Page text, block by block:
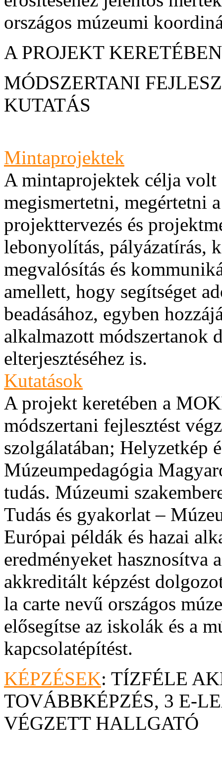
országos múzeumi
A PROJEKT
MÓDSZERTANI
KUTATÁS
Mintaprojektek
A mintaprojektek célja
megismertetni, megértetni
projekttervezés és
lebonyolítás, pályázatírás,
megvalósítás és
amellett, hogy segítséget
beadásához, egyben
alkalmazott módszertanok
elterjesztéséhez is.
Kutatások
A projekt keretében a
módszertani fejlesztést
szolgálatában; Helyzetkép
Múzeumpedagógia
tudás. Múzeumi
Tudás és gyakorlat –
Európai példák és hazai
eredményeket
akkreditált képzést
la carte nevű országos
elősegítse az iskolák és a
kapcsolatépítést.
KÉPZÉSEK: TÍZFÉLE
TOVÁBBKÉPZÉS, 3 E-
VÉGZETT HALLGATÓ